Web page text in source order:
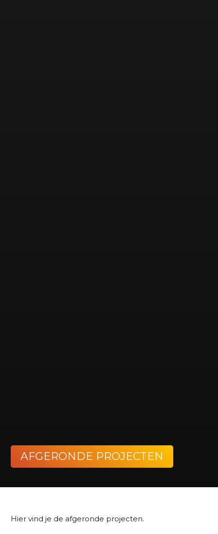
AFGERONDE PROJECTEN
Hier vind je de afgeronde projecten.